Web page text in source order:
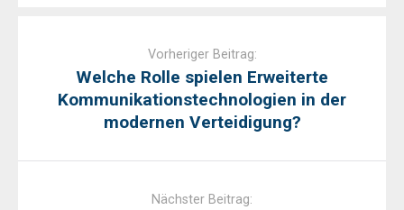
Vorheriger Beitrag:
Welche Rolle spielen Erweiterte
Kommunikationstechnologien in der
modernen Verteidigung?
Nächster Beitrag: